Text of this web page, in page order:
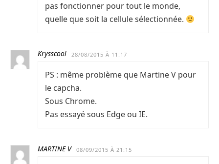
pas fonctionner pour tout le monde,
quelle que soit la cellule sélectionnée.
Krysscool 28/08/2015 À 11:17
PS : même problème que Martine V pour
le capcha.
Sous Chrome.
Pas essayé sous Edge ou IE.
MARTINE V 08/09/2015 À 21:15